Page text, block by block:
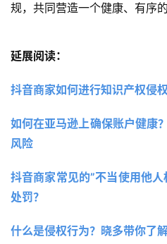
规，共同营造一个健康、有序
延展阅读：
抖音商家如何进行知识产权侵
如何在亚马逊上确保账户健康
风险
抖音商家常见的”不当使用他
处罚？
什么是侵权行为？晓多带你了